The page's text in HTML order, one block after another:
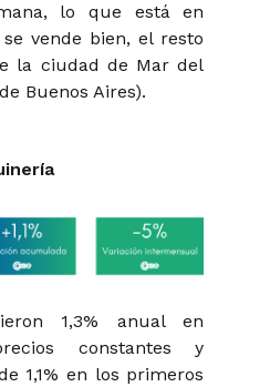
lo que está en
vende bien, el resto
la ciudad de Mar del
Buenos Aires).
1,3% anual en
constantes y
1,1% en los primeros